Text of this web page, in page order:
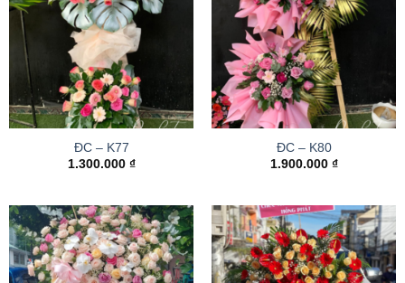
ĐC – K77
1.300.000 ₫
ĐC – K80
1.900.000 ₫